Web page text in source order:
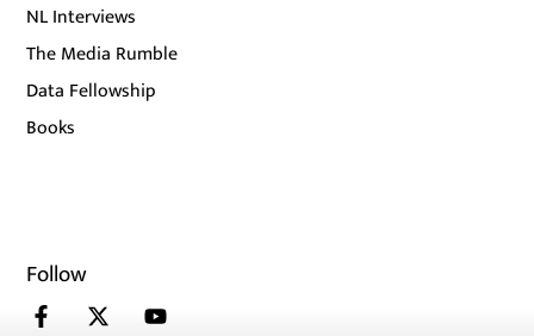
NL Interviews
The Media Rumble
Data Fellowship
Books
Follow